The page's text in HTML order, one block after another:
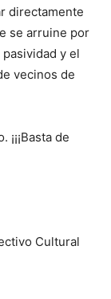
directamente
se arruine por
y el
vecinos de
de
Cultural